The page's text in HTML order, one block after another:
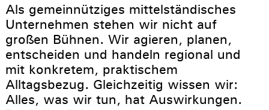
Als gemeinnütziges mittelständisches
Unternehmen stehen wir nicht auf
großen Bühnen. Wir agieren, planen,
entscheiden und handeln regional und
mit konkretem, praktischem
Alltagsbezug. Gleichzeitig wissen wir:
Alles, was wir tun, hat Auswirkungen.